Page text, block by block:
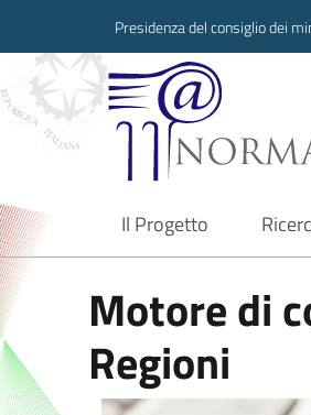
Presidenza del consiglio dei
Il Progetto
current
Motore di
Regioni